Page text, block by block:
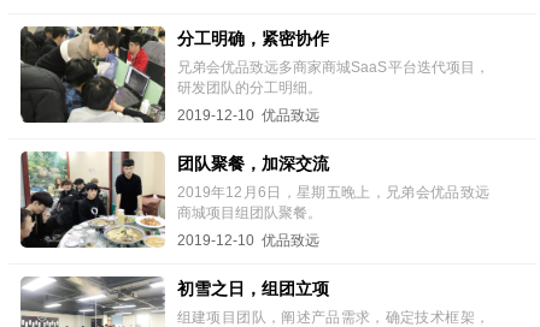
分工明确，紧密协作
兄弟会优品致远多商家商城SaaS平台迭代项目，
研发团队的分工明细。
2019-12-10 优品致远
团队聚餐，加深交流
2019年12月6日，星期五晚上，兄弟会优品致远
商城项目组团队聚餐。
2019-12-10 优品致远
初雪之日，组团立项
组建项目团队，阐述产品需求，确定技术框架，